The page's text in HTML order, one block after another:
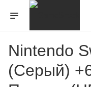
Nintendo
(Серый)